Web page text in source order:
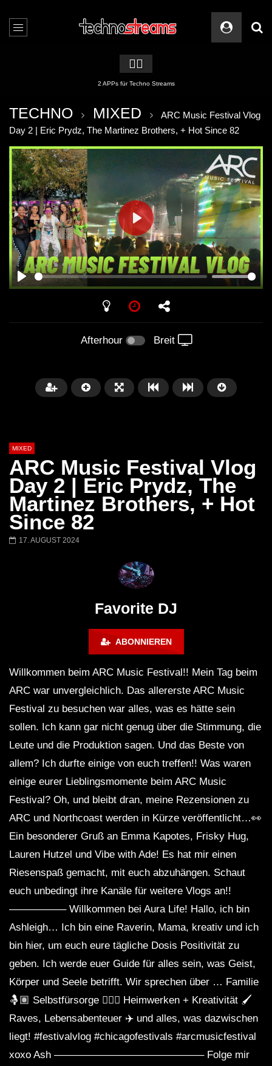
🏳️‍🌈
2 APPs für Techno Streams
TECHNO MIXED
ARC Music Festival Vlog
Day 2 | Eric Prydz, The Martinez Brothers, + Hot Since 82
PLAY
PLAY
Afterhour Breit
Später
Barbara Lago @ Kappa
FuturFestival 2024
MIXED
ARC Music Festival Vlog
Day 2 | Eric Prydz, The
Martinez Brothers, + Hot
Since 82
17. AUGUST 2024
Favorite DJ
ABONNIEREN
Willkommen beim ARC Music Festival!! Mein Tag beim
ARC war unvergleichlich. Das allererste ARC Music
Festival zu besuchen war alles, was es hätte sein
sollen. Ich kann gar nicht genug über die Stimmung, die
Leute und die Produktion sagen. Und das Beste von
allem? Ich durfte einige von euch treffen!! Was waren
einige eurer Lieblingsmomente beim ARC Music
Festival? Oh, und bleibt dran, meine Rezensionen zu
ARC und Northcoast werden in Kürze veröffentlicht…👀
Ein besonderer Gruß an Emma Kapotes, Frisky Hug,
Lauren Hutzel und Vibe with Ade! Es hat mir einen
Riesenspaß gemacht, mit euch abzuhängen. Schaut
euch unbedingt ihre Kanäle für weitere Vlogs an!!
—————– Willkommen bei Aura Life! Hallo, ich bin
Ashleigh… Ich bin eine Raverin, Mama, kreativ und ich
bin hier, um euch eure tägliche Dosis Positivität zu
geben. Ich werde euer Guide für alles sein, was Geist,
Körper und Seele betrifft. Wir sprechen über … Familie
🤱🏽 Selbstfürsorge 💆🏽‍♀️ Heimwerken + Kreativität 🖌
Raves, Lebensabenteuer ✈️ und alles, was dazwischen
liegt! #festivalvlog #chicagofestivals #arcmusicfestival
xoxo Ash ——————————————– Folge mir